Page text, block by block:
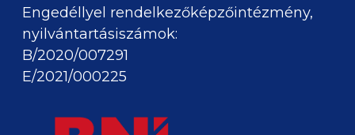
Engedéllyel rendelkezőképzőintézmény,
nyilvántartásiszámok:
B/2020/007291
E/2021/000225